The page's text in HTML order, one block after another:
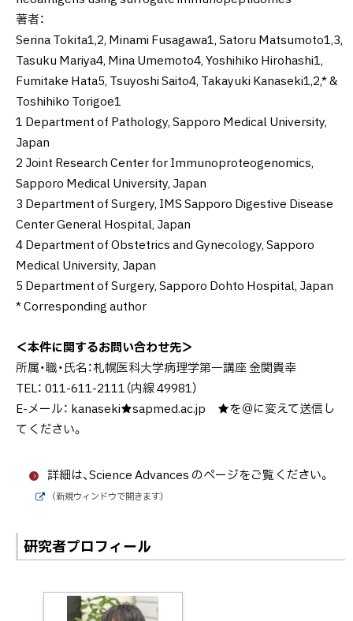
著者：
Serina Tokita1,2, Minami Fusagawa1, Satoru Matsumoto1,3,
Tasuku Mariya4, Mina Umemoto4, Yoshihiko Hirohashi1,
Fumitake Hata5, Tsuyoshi Saito4, Takayuki Kanaseki1,2,* &
Toshihiko Torigoe1
1 Department of Pathology, Sapporo Medical University,
Japan
2 Joint Research Center for Immunoproteogenomics,
Sapporo Medical University, Japan
3 Department of Surgery, IMS Sapporo Digestive Disease
Center General Hospital, Japan
4 Department of Obstetrics and Gynecology, Sapporo
Medical University, Japan
5 Department of Surgery, Sapporo Dohto Hospital, Japan
* Corresponding author
＜本件に関するお問い合わせ先＞
所属・職・氏名：札幌医科大学病理学第一講座 金関貴幸
TEL： 011-611-2111（内線 49981）
E-メール： kanaseki★sapmed.ac.jp ★を＠に変えて送信し
てください。
詳細は、Science Advances のページをご覧ください。
サ
イ
ト
（新規ウィンドウで開きます）
研究者プロフィール